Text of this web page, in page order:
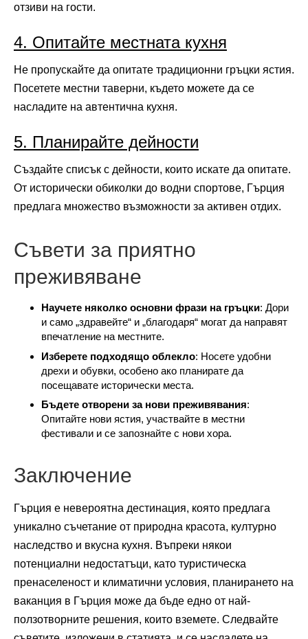
отзиви на гости.
4. Опитайте местната кухня
Не пропускайте да опитате традиционни гръцки ястия.
Посетете местни таверни, където можете да се
насладите на автентична кухня.
5. Планирайте дейности
Създайте списък с дейности, които искате да опитате.
От исторически обиколки до водни спортове, Гърция
предлага множество възможности за активен отдих.
Съвети за приятно
преживяване
Научете няколко основни фрази на гръцки: Дори
и само „здравейте“ и „благодаря“ могат да направят
впечатление на местните.
Изберете подходящо облекло: Носете удобни
дрехи и обувки, особено ако планирате да
посещавате исторически места.
Бъдете отворени за нови преживявания:
Опитайте нови ястия, участвайте в местни
фестивали и се запознайте с нови хора.
Заключение
Гърция е невероятна дестинация, която предлага
уникално съчетание от природна красота, културно
наследство и вкусна кухня. Въпреки някои
потенциални недостатъци, като туристическа
пренаселеност и климатични условия, планирането на
ваканция в Гърция може да бъде едно от най-
ползотворните решения, които вземете. Следвайте